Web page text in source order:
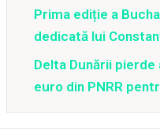
Prima ediție a
dedicată lui
Delta Dunării
euro din PNRR